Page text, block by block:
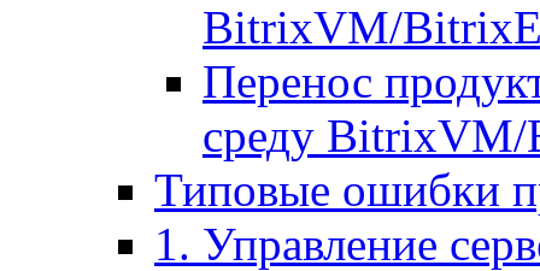
BitrixVM/
Перенос
среду
Типовые ошибки
1. Управление